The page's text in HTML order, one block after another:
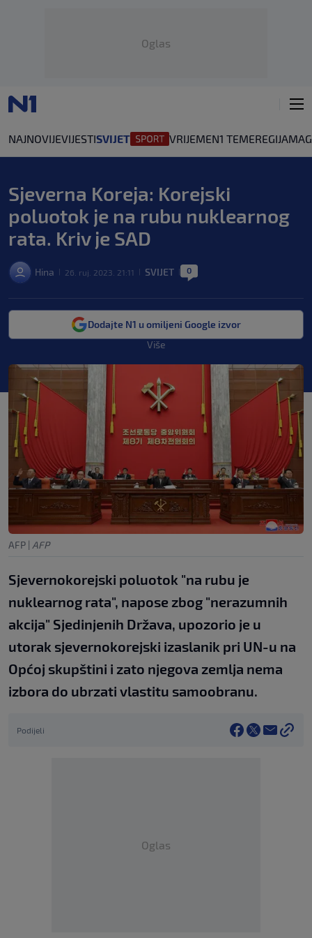
Oglas
NAJNOVIJEVIJESTISVIJET VRIJEMEN1 TEMEREGIJA
Sjeverna Koreja: Korejski
poluotok je na rubu nuklearnog
rata. Kriv je SAD
Hina 26. ruj. 2023. 21:11 SVIJET 0
Dodajte N1 u omiljeni Google izvor
Više
AFP | AFP
Sjevernokorejski poluotok "na rubu je
nuklearnog rata", napose zbog "nerazumnih
akcija" Sjedinjenih Država, upozorio je u
utorak sjevernokorejski izaslanik pri UN-u na
Općoj skupštini i zato njegova zemlja nema
izbora do ubrzati vlastitu samoobranu.
Podijeli
Oglas